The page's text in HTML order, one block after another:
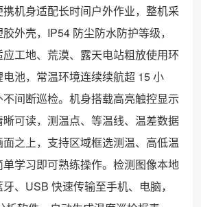
机身适配长时间户外作业，整机采
外壳，IP54 防尘防水防护等级，
工地、荒漠、露天电站粗放使用环
池，常温环境连续续航超 15 小
间断巡检。机身搭载高亮触控显示
可读，测温点、等温线、温差数据
之上，支持区域框选测温、高低温
学习即可熟练操作。检测图像本地
、USB 快速传输至手机、电脑，